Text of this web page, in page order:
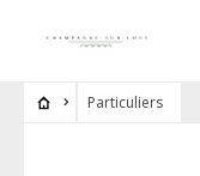
Particuliers